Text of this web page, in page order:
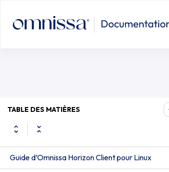
TABLE DES MATIÈRES
Guide d’Omnissa Horizon Client pour Linux